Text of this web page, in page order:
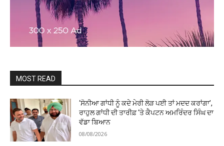
MOST READ
‘ਸੋਨੀਆ ਗਾਂਧੀ ਨੂੰ ਕਦੇ ਮੇਰੀ ਲੋੜ ਪਈ ਤਾਂ ਮਦਦ ਕਰਾਂਗਾ’,
ਰਾਹੁਲ ਗਾਂਧੀ ਦੀ ਤਾਰੀਫ਼ ‘ਤੇ ਕੈਪਟਨ ਅਮਰਿੰਦਰ ਸਿੰਘ ਦਾ
ਵੱਡਾ ਬਿਆਨ
08/08/2026